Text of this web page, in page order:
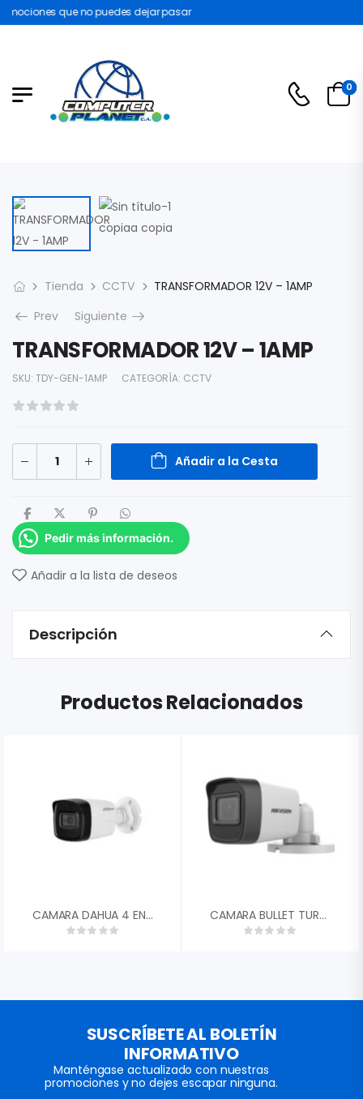
que no puedes dejar pasar
0
Tienda CCTV
TRANSFORMADOR 12V – 1AMP
Prev
Siguiente
TRANSFORMADOR 12V – 1AMP
SKU: TDY-GEN-1AMP CATEGORÍA: CCTV
Añadir a la Cesta
Pedir más información.
Añadir a la lista de deseos
Descripción
Productos Relacionados
CAMARA DAHUA 4 EN 1 1/2,7 CMOS 1080P 2MP TIPO BALA PLASTICA 3,6MM FOV 87.5░ DWDR IR 40M IP67 DH-HAC-HFW1200CN-0360B-S5″ CAMARA BULLET TURBO HD HIKVISION 2MP 1080P 2.8MM CON AUDIO EXIR LEDS 25MTS SAMRT IR IP67 DS-2CE16D0T-ITPFS
SUSCRÍBETE AL BOLETÍN
INFORMATIVO
Manténgase actualizado con nuestras
promociones y no dejes escapar ninguna.